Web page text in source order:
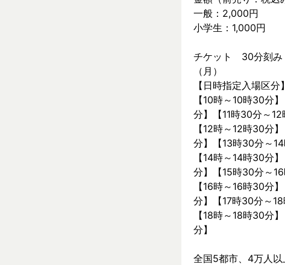
一般：2,000円
小学生：1,000円
チケット　30分刻
（月）
【日時指定入場区分】
【10時～10時30分
分】【11時30分～12
【12時～12時30分
分】【13時30分～14
【14時～14時30分
分】【15時30分～16
【16時～16時30分
分】【17時30分～18
【18時～18時30分
分】
全国5都市、4万⼈以